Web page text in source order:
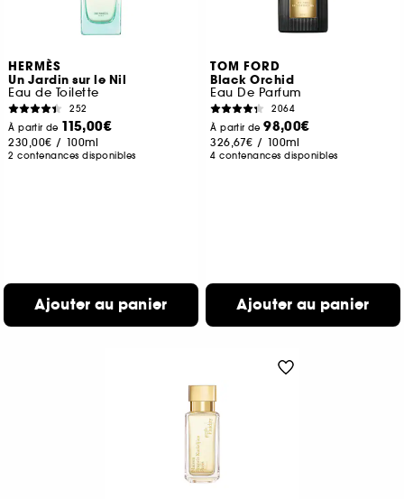
HERMÈS
Un Jardin sur le Nil
Eau de Toilette
252
À partir de 115,00€
230,00€ / 100ml
2 contenances disponibles
Ajouter au panier
TOM FORD
Black Orchid
Eau De Parfum
2064
À partir de98,00€
326,67€ / 100ml
4 contenances disponibles
Ajouter au panier